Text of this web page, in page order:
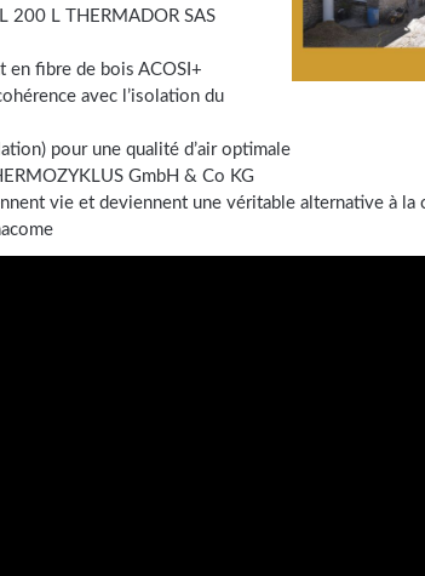
200 L THERMADOR SAS
en fibre de bois ACOSI+
avec l’isolation du
pour une qualité d’air optimale
GmbH & Co KG
vie et deviennent une véritable alternative à la